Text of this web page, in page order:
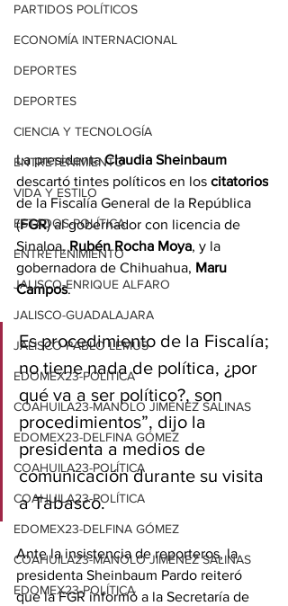
PARTIDOS POLÍTICOS
ECONOMÍA INTERNACIONAL
DEPORTES
DEPORTES
CIENCIA Y TECNOLOGÍA
ENTRETENIMIENTO
VIDA Y ESTILO
ESTADOS-POLÍTICA
ENTRETENIMIENTO
JALISCO-ENRIQUE ALFARO
JALISCO-GUADALAJARA
JALISCO-PABLO LEMUS
EDOMEX23-POLÍTICA
COAHUILA23-MANOLO JIMÉNEZ SALINAS
EDOMEX23-DELFINA GÓMEZ
COAHUILA23-POLÍTICA
COAHUILA23-POLÍTICA
EDOMEX23-DELFINA GÓMEZ
COAHUILA23-MANOLO JIMÉNEZ SALINAS
EDOMEX23-POLÍTICA
La presidenta Claudia Sheinbaum
descartó tintes políticos en los citatorios
de la Fiscalía General de la República
(FGR) al gobernador con licencia de
Sinaloa, Rubén Rocha Moya, y la
gobernadora de Chihuahua, Maru
Campos.
Es procedimiento de la Fiscalía;
no tiene nada de política, ¿por
qué va a ser político?, son
procedimientos”, dijo la
presidenta a medios de
comunicación durante su visita
a Tabasco.
Ante la insistencia de reporteros, la
presidenta Sheinbaum Pardo reiteró
que la FGR informó a la Secretaría de